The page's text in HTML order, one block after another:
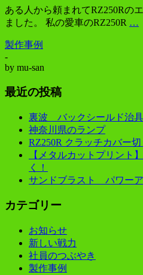
ある人から頼まれてRZ250Rの
ました。 私の愛車のRZ250R …
製作事例
-
by mu-san
最近の投稿
裏波 バックシールド治具
神奈川県のランプ
RZ250R クラッチカバー
【メタルカットプリント
く！
サンドブラスト パワーア
カテゴリー
お知らせ
新しい戦力
社員のつぶやき
製作事例